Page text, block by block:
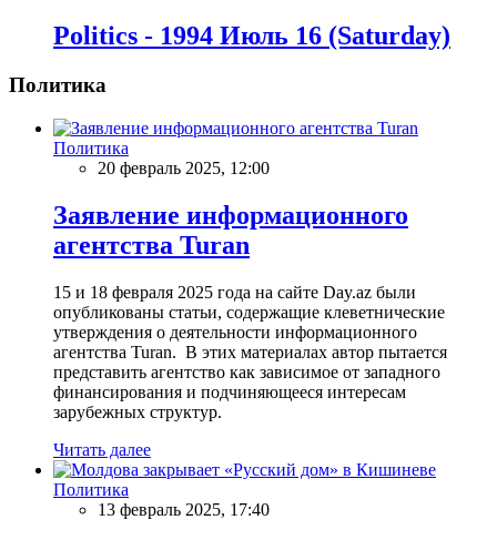
Politics - 1994 Июль 16 (Saturday)
Политика
Политика
20 февраль 2025, 12:00
Заявление информационного
агентства Turan
15 и 18 февраля 2025 года на сайте Day.az были
опубликованы статьи, содержащие клеветнические
утверждения о деятельности информационного
агентства Turan. В этих материалах автор пытается
представить агентство как зависимое от западного
финансирования и подчиняющееся интересам
зарубежных структур.
Читать далее
Политика
13 февраль 2025, 17:40